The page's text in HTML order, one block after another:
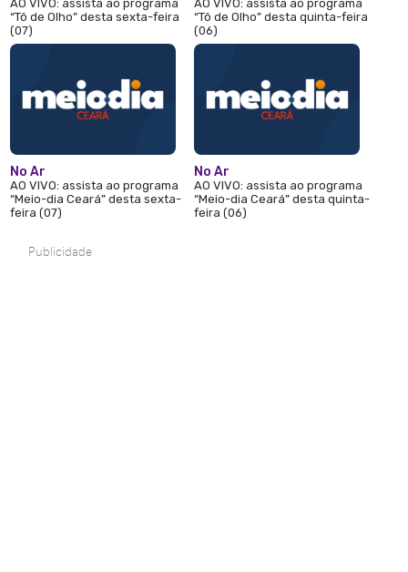
AO VIVO: assista ao programa
“Tô de Olho” desta sexta-feira
(07)
No Ar
AO VIVO: assista ao programa
“Meio-dia Ceará” desta sexta-
feira (07)
AO VIVO: assista ao programa
“Tô de Olho” desta quinta-feira
(06)
No Ar
AO VIVO: assista ao programa
“Meio-dia Ceará” desta quinta-
feira (06)
Publicidade